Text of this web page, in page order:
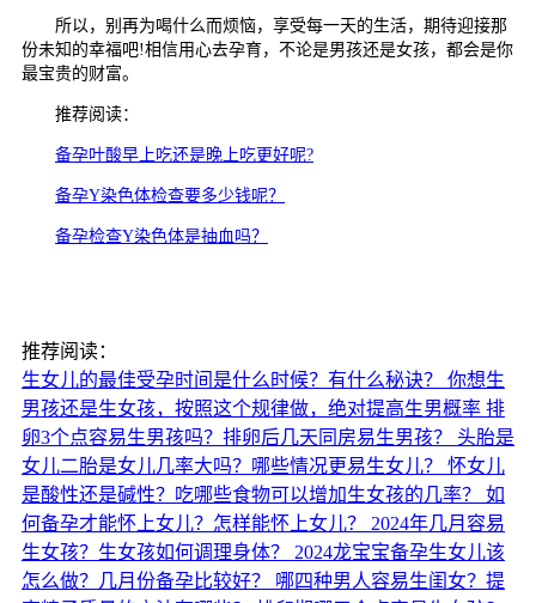
所以，别再为喝什么而烦恼，享受每一天的生活，期待迎接那
份未知的幸福吧!相信用心去孕育，不论是男孩还是女孩，都会是你
最宝贵的财富。
推荐阅读：
备孕叶酸早上吃还是晚上吃更好呢?
备孕Y染色体检查要多少钱呢？
备孕检查Y染色体是抽血吗？
推荐阅读：
生女儿的最佳受孕时间是什么时候？有什么秘诀？
你想生
男孩还是生女孩，按照这个规律做，绝对提高生男概率 排
卵3个点容易生男孩吗？排卵后几天同房易生男孩？
头胎是
女儿二胎是女儿几率大吗？哪些情况更易生女儿？
怀女儿
是酸性还是碱性？吃哪些食物可以增加生女孩的几率？
如
何备孕才能怀上女儿？怎样能怀上女儿？
2024年几月容易
生女孩？生女孩如何调理身体？
2024龙宝宝备孕生女儿该
怎么做？几月份备孕比较好？
哪四种男人容易生闺女？提